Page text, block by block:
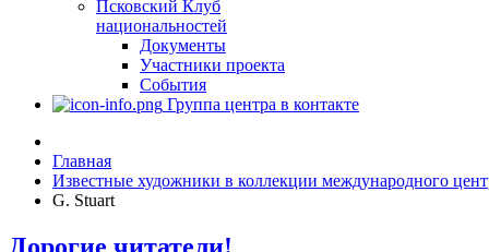
Псковский Клуб
национальностей
Документы
Участники проекта
События
Группа центра в контакте
Главная
Известные художники в коллекции международного
G. Stuart